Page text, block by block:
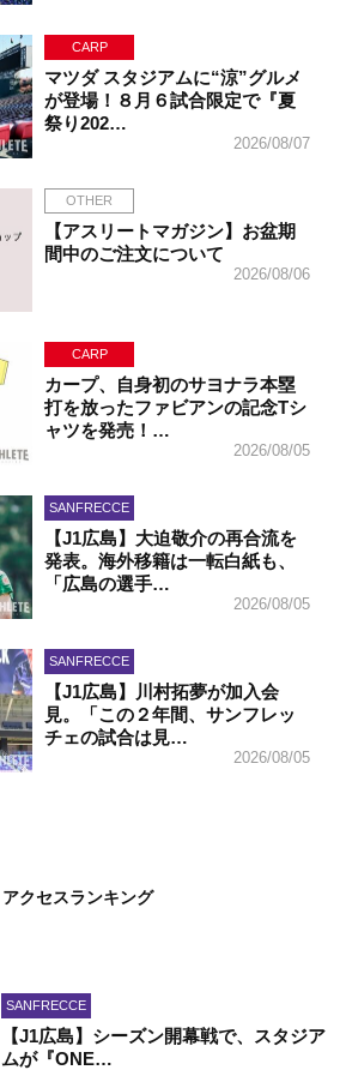
CARP
マツダ スタジアムに“涼”グルメ
が登場！８月６試合限定で『夏
祭り202…
2026/08/07
OTHER
【アスリートマガジン】お盆期
間中のご注文について
2026/08/06
CARP
カープ、自身初のサヨナラ本塁
打を放ったファビアンの記念Tシ
ャツを発売！…
2026/08/05
SANFRECCE
【J1広島】大迫敬介の再合流を
発表。海外移籍は一転白紙も、
「広島の選手…
2026/08/05
SANFRECCE
【J1広島】川村拓夢が加入会
見。「この２年間、サンフレッ
チェの試合は見…
2026/08/05
アクセスランキング
SANFRECCE
【J1広島】シーズン開幕戦で、スタジア
ムが『ONE…